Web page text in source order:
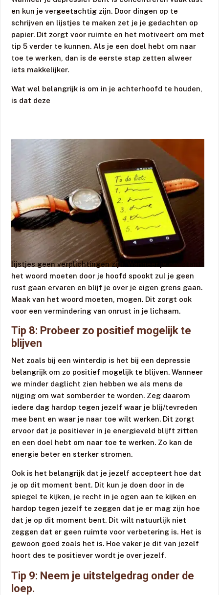
en kun je vergeetachtig zijn. Door dingen op te
schrijven en lijstjes te maken zet je je gedachten op
papier. Dit zorgt voor ruimte en het motiveert om met
tip 5 verder te kunnen. Als je een doel hebt om naar
toe te werken, dan is de eerste stap zetten alweer
iets makkelijker.
Wat wel belangrijk is om in je achterhoofd te houden,
is dat deze
lijstjes geen verplichtingen zijn. Wanneer je constant
het woord moeten door je hoofd spookt zul je geen
rust gaan ervaren en blijf je over je eigen grens gaan.
Maak van het woord moeten, mogen. Dit zorgt ook
voor een vermindering van onrust in je lichaam.
Tip 8: Probeer zo positief mogelijk te
blijven
Net zoals bij een winterdip is het bij een depressie
belangrijk om zo positief mogelijk te blijven. Wanneer
we minder daglicht zien hebben we als mens de
nijging om wat somberder te worden. Zeg daarom
iedere dag hardop tegen jezelf waar je blij/tevreden
mee bent en waar je naar toe wilt werken. Dit zorgt
ervoor dat je positiever in je energieveld blijft zitten
en een doel hebt om naar toe te werken. Zo kan de
energie beter en sterker stromen.
Ook is het belangrijk dat je jezelf accepteert hoe dat
je op dit moment bent. Dit kun je doen door in de
spiegel te kijken, je recht in je ogen aan te kijken en
hardop tegen jezelf te zeggen dat je er mag zijn hoe
dat je op dit moment bent. Dit wilt natuurlijk niet
zeggen dat er geen ruimte voor verbetering is. Het is
gewoon goed zoals het is. Hoe vaker je dit van jezelf
hoort des te positiever wordt je over jezelf.
Tip 9: Neem je uitstelgedrag onder de
loep.